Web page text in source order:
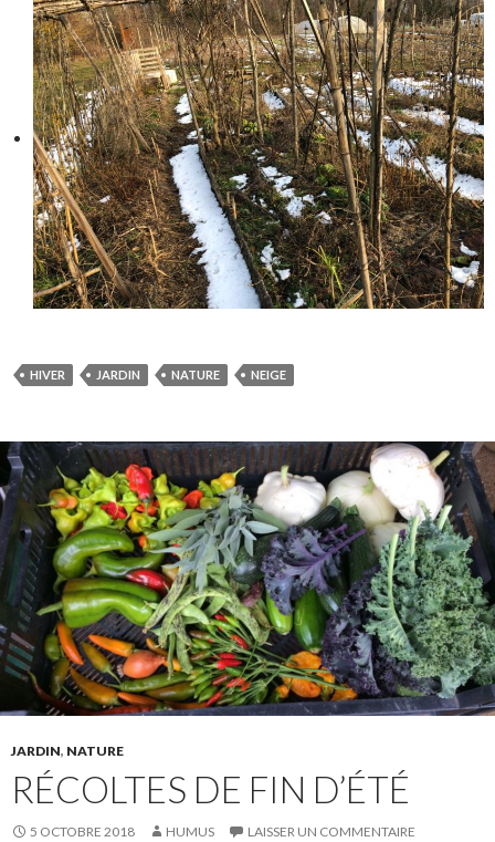
HIVER JARDIN NATURE NEIGE
JARDIN, NATURE
RÉCOLTES DE FIN D’ÉTÉ
5 OCTOBRE 2018 HUMUS LAISSER UN COMMENTAIRE